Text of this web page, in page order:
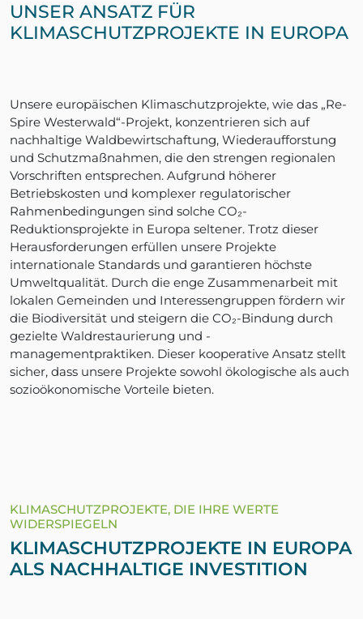
UNSER ANSATZ FÜR
KLIMASCHUTZPROJEKTE IN EUROPA
Unsere europäischen Klimaschutzprojekte, wie das „Re-
Spire Westerwald“-Projekt, konzentrieren sich auf
nachhaltige Waldbewirtschaftung, Wiederaufforstung
und Schutzmaßnahmen, die den strengen regionalen
Vorschriften entsprechen. Aufgrund höherer
Betriebskosten und komplexer regulatorischer
Rahmenbedingungen sind solche CO₂-
Reduktionsprojekte in Europa seltener. Trotz dieser
Herausforderungen erfüllen unsere Projekte
internationale Standards und garantieren höchste
Umweltqualität. Durch die enge Zusammenarbeit mit
lokalen Gemeinden und Interessengruppen fördern wir
die Biodiversität und steigern die CO₂-Bindung durch
gezielte Waldrestaurierung und -
managementpraktiken. Dieser kooperative Ansatz stellt
sicher, dass unsere Projekte sowohl ökologische als auch
sozioökonomische Vorteile bieten.
KLIMASCHUTZPROJEKTE, DIE IHRE WERTE
WIDERSPIEGELN
KLIMASCHUTZPROJEKTE IN EUROPA
ALS NACHHALTIGE INVESTITION